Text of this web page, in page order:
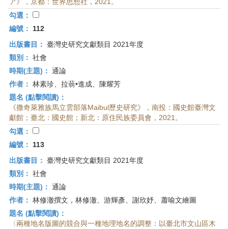
勾選：
編號：
112
出版書目： 臺灣史研究文獻類目 2021年度
類別： 社會
時期(主題)： 通論
作者： 林素珍、拉蓊•進成、陳耀芳
題名 (點擊閱讀)：
《撒奇萊雅族馬立雲部落Maibul歷史研究》，南投：國史館臺灣文
獻館；臺北：國史館；新北：原住民族委員會，2021。
勾選：
編號：
113
出版書目： 臺灣史研究文獻類目 2021年度
類別： 社會
時期(主題)： 通論
作者： 林修澈撰文，林修澈、游輝彥、謝欣妤、蕭喻文繪圖
題名 (點擊閱讀)：
〈兩種地名版圖的競合與一種地理地名的調整：以臺北市文山區木